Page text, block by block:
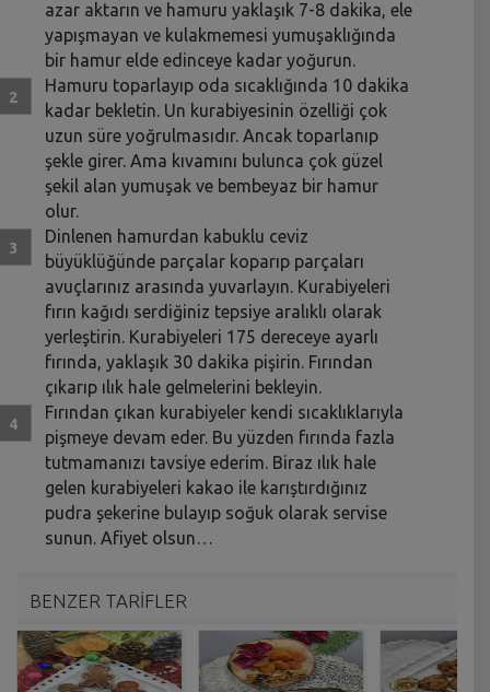
azar aktarın ve hamuru yaklaşık 7-8 dakika, ele
yapışmayan ve kulakmemesi yumuşaklığında
bir hamur elde edinceye kadar yoğurun.
Hamuru toparlayıp oda sıcaklığında 10 dakika
kadar bekletin. Un kurabiyesinin özelliği çok
uzun süre yoğrulmasıdır. Ancak toparlanıp
şekle girer. Ama kıvamını bulunca çok güzel
şekil alan yumuşak ve bembeyaz bir hamur
olur.
Dinlenen hamurdan kabuklu ceviz
büyüklüğünde parçalar koparıp parçaları
avuçlarınız arasında yuvarlayın. Kurabiyeleri
fırın kağıdı serdiğiniz tepsiye aralıklı olarak
yerleştirin. Kurabiyeleri 175 dereceye ayarlı
fırında, yaklaşık 30 dakika pişirin. Fırından
çıkarıp ılık hale gelmelerini bekleyin.
Fırından çıkan kurabiyeler kendi sıcaklıklarıyla
pişmeye devam eder. Bu yüzden fırında fazla
tutmamanızı tavsiye ederim. Biraz ılık hale
gelen kurabiyeleri kakao ile karıştırdığınız
pudra şekerine bulayıp soğuk olarak servise
sunun. Afiyet olsun…
BENZER TARİFLER